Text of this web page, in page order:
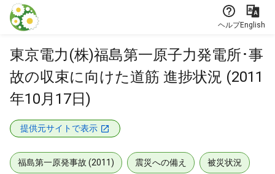
本文に飛ぶ
ヘルプEnglish
東京電力(株)福島第一原子力発電所･事
故の収束に向けた道筋 進捗状況 (2011
年10月17日)
提供元サイトで表示
福島第一原発事故 (2011) 震災への備え 被災状況